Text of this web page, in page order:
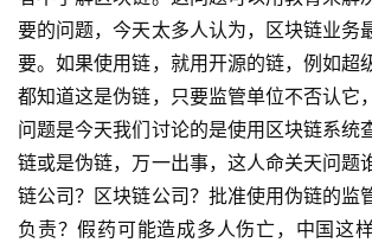
要的问题，今天太多人认为，区块链业务
要。如果使用链，就用开源的链，例如超
都知道这是伪链，只要监管单位不否认它
问题是今天我们讨论的是使用区块链系统
链或是伪链，万一出事，这人命关天问题
链公司？区块链公司？批准使用伪链的监
负责？假药可能造成多人伤亡，中国这